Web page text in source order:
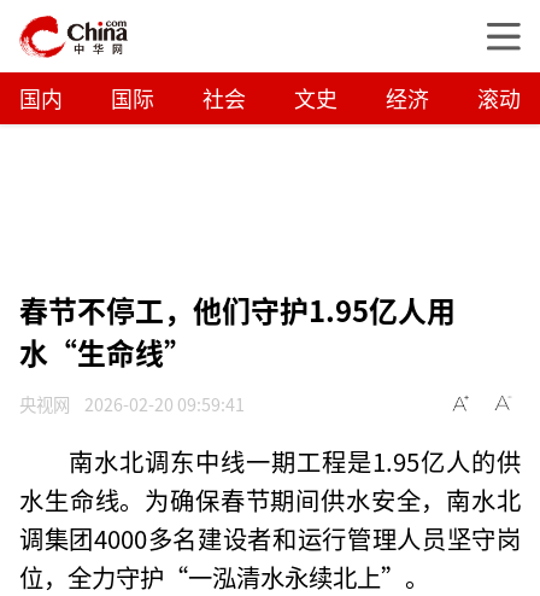
国内 国际 社会 文史 经济 滚动
春节不停工，他们守护1.95亿人用
水“生命线”
央视网 2026-02-20 09:59:41
南水北调东中线一期工程是1.95亿人的供
水生命线。为确保春节期间供水安全，南水北
调集团4000多名建设者和运行管理人员坚守岗
位，全力守护“一泓清水永续北上”。